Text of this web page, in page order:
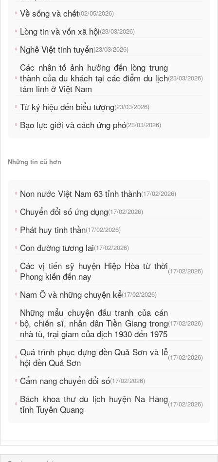
Về sống và chết(02/05/2026)
Lòng tin và vốn xã hội(23/03/2026)
Nghê Việt tinh tuyển(23/03/2026)
Các nhân tố ảnh hưởng đến lòng trung
thành của du khách tại các điểm du lịch
tâm linh ở Việt Nam
(23/03/2026)
Từ ký hiệu đến biểu tượng(23/03/2026)
Bạo lực giới và cách ứng phó(23/03/2026)
Những tin cũ hơn
Non nước Việt Nam 63 tỉnh thành(17/02/2026)
Chuyển đổi số ứng dụng(17/02/2026)
Phát huy tinh thần(17/02/2026)
Con đường tương lai(17/02/2026)
Các vị tiến sỹ huyện Hiệp Hòa từ thời
Phong kiến đến nay
(17/02/2026)
Nam Ô và những chuyện kể(17/02/2026)
Những mẩu chuyện đấu tranh của cán
bộ, chiến sĩ, nhân dân Tiền Giang trong
nhà tù, trại giam của địch 1930 đến 1975
(17/02/2026)
Quá trình phục dựng đền Quả Sơn và lễ
hội đền Quả Sơn
(17/02/2026)
Cẩm nang chuyển đổi số(17/02/2026)
Bách khoa thư du lịch huyện Na Hang
tỉnh Tuyên Quang
(17/02/2026)